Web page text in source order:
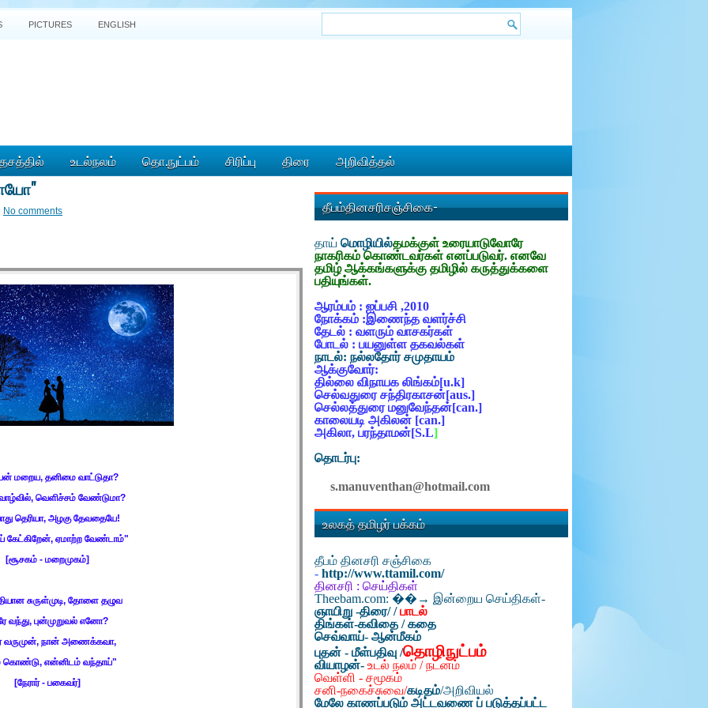
PICTURES ENGLISH
உடல்நலம் தொ.நுட்பம் சிரிப்பு திரை அறிவித்தல்
No comments
மறைய, தனிமை வாட்டுதா?
, வெளிச்சம் வேண்டுமா?
தெரியா, அழகு தேவதையே!
கேட்கிறேன், ஏமாற்ற வேண்டாம்"
[சூசகம் - மறைமுகம்]
சுருள்முடி, தோளை தழுவ
வந்து, புன்முறுவல் எனோ?
வருமுன், நான் அணைக்கவா,
கொண்டு, என்னிடம் வந்தாய்"
[நேரார் - பகைவர்]
தீபம்தினசரிசஞ்சிகை-
தாய் மொழியில்தமக்குள் உரையாடுவோரே
நாகரிகம் கொண்டவர்கள் எனப்படுவர். எனவே
தமிழ் ஆக்கங்களுக்கு தமிழில் கருத்துக்களை
பதியுங்கள்.
ஆரம்பம் : ஐப்பசி ,2010
நோக்கம் :இணைந்த வளர்ச்சி
தேடல் : வளரும் வாசகர்கள்
போடல் : பயனுள்ள தகவல்கள்
நாடல்: நல்லதோர் சமுதாயம்
ஆக்குவோர்:
தில்லை விநாயக லிங்கம்[u.k]
செல்வதுரை சந்திரகாசன்[aus.]
செல்லத்துரை மனுவேந்தன்[can.]
காலையடி அகிலன் [can.]
அகிலா, பரந்தாமன்[S.L]
தொடர்பு:
s.manuventhan@hotmail.com
உலகத் தமிழர் பக்கம்
தீபம் தினசரி சஞ்சிகை
- http://www.ttamil.com/
தினசரி : செய்திகள்
Theebam.com: ��→ இன்றைய செய்திகள்-
ஞாயிறு -திரை//பாடல்
திங்கள்-கவிதை / கதை
செவ்வாய்- ஆன்மீகம்
புதன் - மீள்பதிவு /தொழிநுட்பம்
வியாழன்- உடல் நலம் / நடனம்
வெள்ளி - சமூகம்
சனி-நகைச்சுவை/கடிதம்/அறிவியல்
மேலே காணப்படும் அட்டவணை ப் படுத்தப்பட்ட